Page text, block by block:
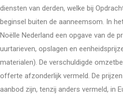
diensten van derden, welke bij
beginsel buiten de aanneemsom. In
Noëlle Nederland een opgave van de
uurtarieven, opslagen en
materialen). De verschuldigde
offerte afzonderlijk vermeld. De
aanbod zijn, tenzij anders vermeld, in